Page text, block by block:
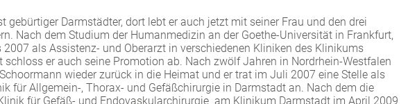
gebürtiger Darmstädter, dort lebt er auch jetzt mit seiner Frau und den drei
Nach dem Studium der Humanmedizin an der Goethe-Universität in Frankfurt,
als Assistenz- und Oberarzt in verschiedenen Kliniken des Klinikums
schloss er auch seine Promotion ab. Nach zwölf Jahren in Nordrhein-Westfalen
wieder zurück in die Heimat und er trat im Juli 2007 eine Stelle als
für Allgemein-, Thorax- und Gefäßchirurgie in Darmstadt an. Nach dem die
für Gefäß- und Endovaskularchirurgie am Klinikum Darmstadt im April 2009